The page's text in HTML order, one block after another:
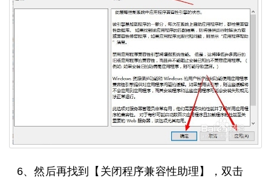
6、然后再找到【关闭程序兼容性助理】，双击